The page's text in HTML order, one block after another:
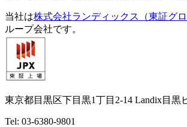
当社は株式会社ランディックス（東証グロ
ループ会社です。
東京都目黒区下目黒1丁目2-14 Landix目黒
Tel: 03-6380-9801